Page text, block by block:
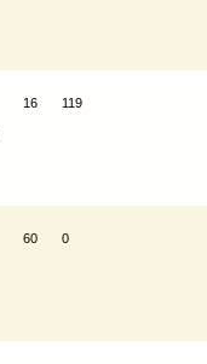
16 119
60 0